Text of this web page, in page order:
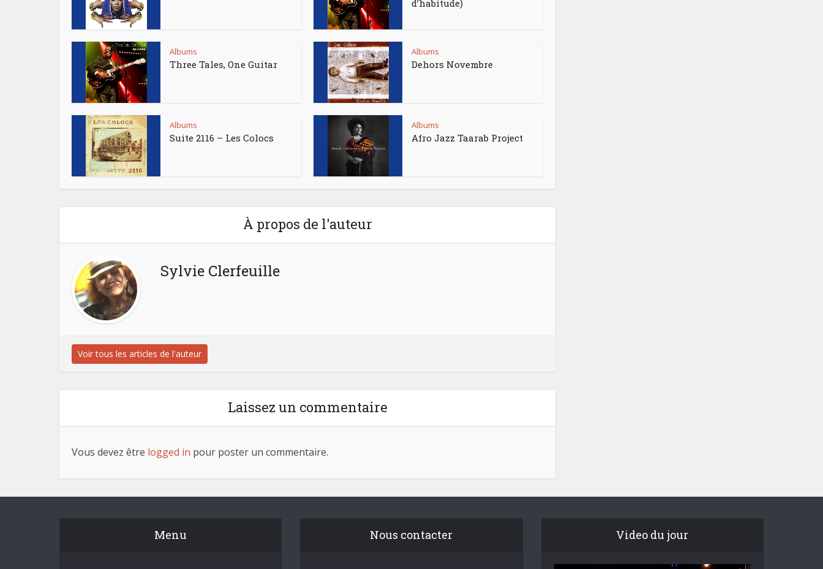
d’habitude)
Albums
Three Tales, One Guitar
Albums
Dehors Novembre
Albums
Suite 2116 – Les Colocs
Albums
Afro Jazz Taarab Project
À propos de l'auteur
Sylvie Clerfeuille
Voir tous les articles de l'auteur
Laissez un commentaire
Vous devez être logged in pour poster un commentaire.
Menu Nous contacter Video du jour